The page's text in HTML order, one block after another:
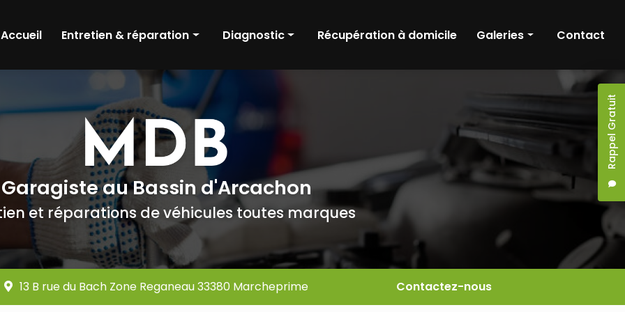
Rappel Gratuit
Accueil
Entretien & réparation
Révision
Amortisseurs
Freinage
Distribution
Embrayage
Boîte de vitesse
Batterie
Diagnostic
Diagnostic électronique
Pré contrôle technique
Récupération à domicile Galeries
Récupération à domicile
Contact
Garagiste au Bassin d'Arcachon
et réparations de véhicules toutes marques
13 B rue du Bach Zone Reganeau 33380 Marcheprime Contactez-nous